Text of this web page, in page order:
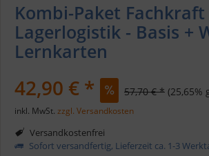
Kombi-Paket
Lagerlogistik - Basis +
Lernkarten
42,90 € * 57,70 € * (25,65%
inkl. MwSt. zzgl. Versandkosten
Versandkostenfrei
Sofort versandfertig, Lieferzeit ca. 1-3